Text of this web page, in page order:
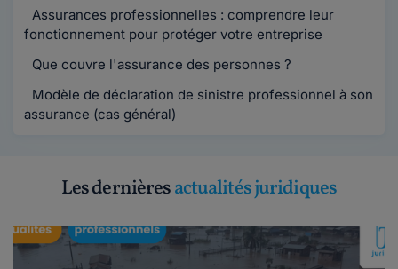
Assurances professionnelles : comprendre leur
fonctionnement pour protéger votre entreprise
Que couvre l'assurance des personnes ?
Modèle de déclaration de sinistre professionnel à son
assurance (cas général)
Les dernièresactualités juridiques